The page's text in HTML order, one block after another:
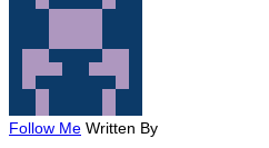
Follow Me Written By